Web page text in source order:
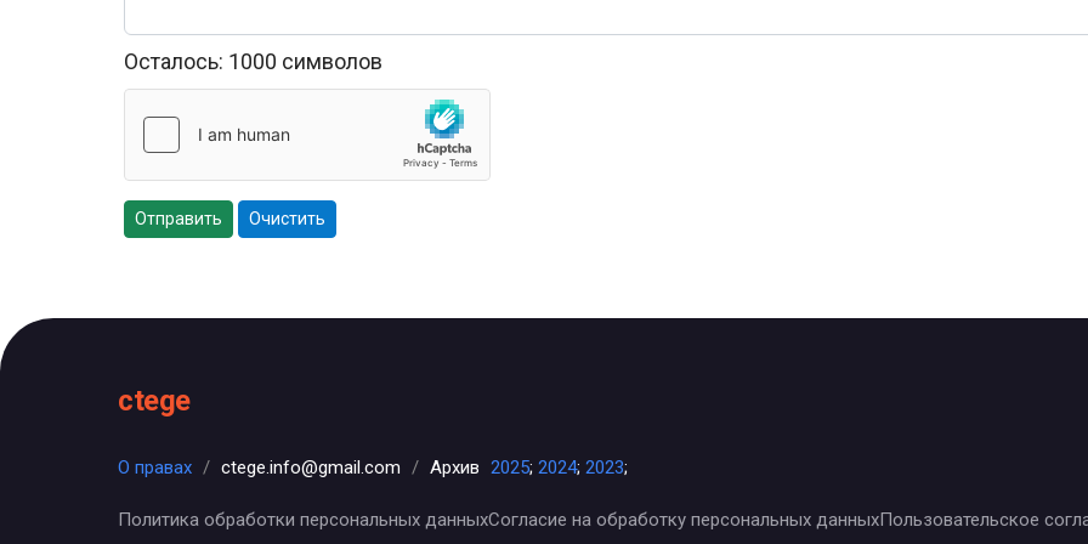
Осталось: 1000 символов
Отправить Очистить
ctege
О правах / ctege.info@gmail.com / Архив 2025; 2024; 2023;
Политика обработки персональных данныхСогласие на обработку персональных данныхПользовательское